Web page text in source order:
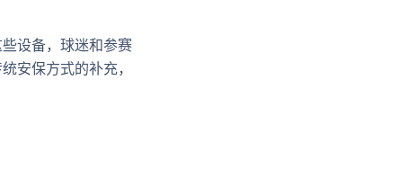
设备，球迷和参赛
安保方式的补充，